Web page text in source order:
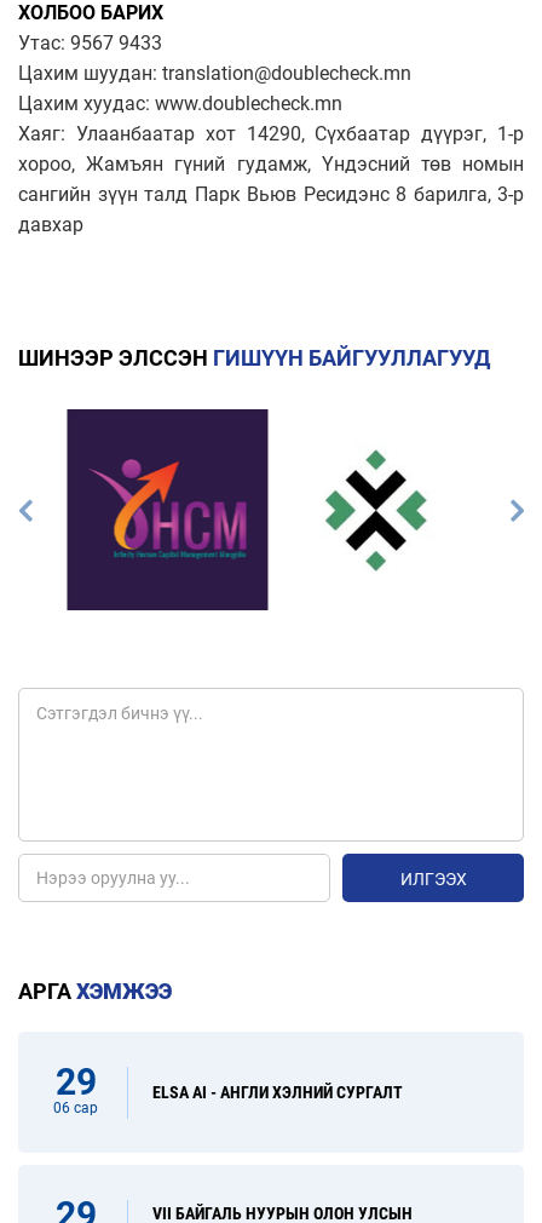
ХОЛБОО БАРИХ
Утас: 9567 9433
Цахим шуудан: translation@doublecheck.mn
Цахим хуудас: www.doublecheck.mn
Хаяг: Улаанбаатар хот 14290, Сүхбаатар дүүрэг, 1-р
хороо, Жамъян гүний гудамж, Үндэсний төв номын
сангийн зүүн талд Парк Вьюв Ресидэнс 8 барилга, 3-р
давхар
ШИНЭЭР ЭЛССЭН ГИШҮҮН БАЙГУУЛЛАГУУД
ИЛГЭЭХ
АРГАХЭМЖЭЭ
29
06 сар
ELSA AI - АНГЛИ ХЭЛНИЙ СУРГАЛТ
VII БАЙГАЛЬ НУУРЫН ОЛОН УЛСЫН